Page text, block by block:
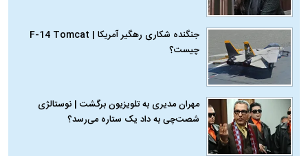
جنگنده شکاری رهگیر آمریکا | F-14 Tomcat
چیست؟
مهران مدیری به تلویزیون برگشت | نوستالژی
شصت‌چی به داد یک ستاره می‌رسد؟